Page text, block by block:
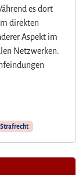
es dort
direkten
Aspekt im
Netzwerken.
Strafrecht